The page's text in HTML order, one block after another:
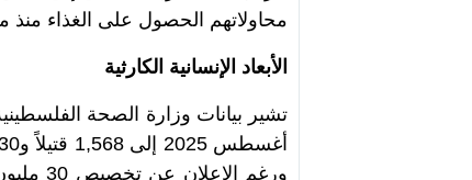
محاولاتهم الحصول على الغذاء منذ مايو 2025 حتى أغسطس من
الأبعاد الإنسانية الكارثية
تشير بيانات وزارة الصحة
ورغم